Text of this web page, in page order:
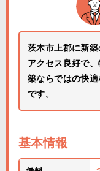
茨木市上郡に新
アクセス良好で
築ならではの快
です。
基本情報